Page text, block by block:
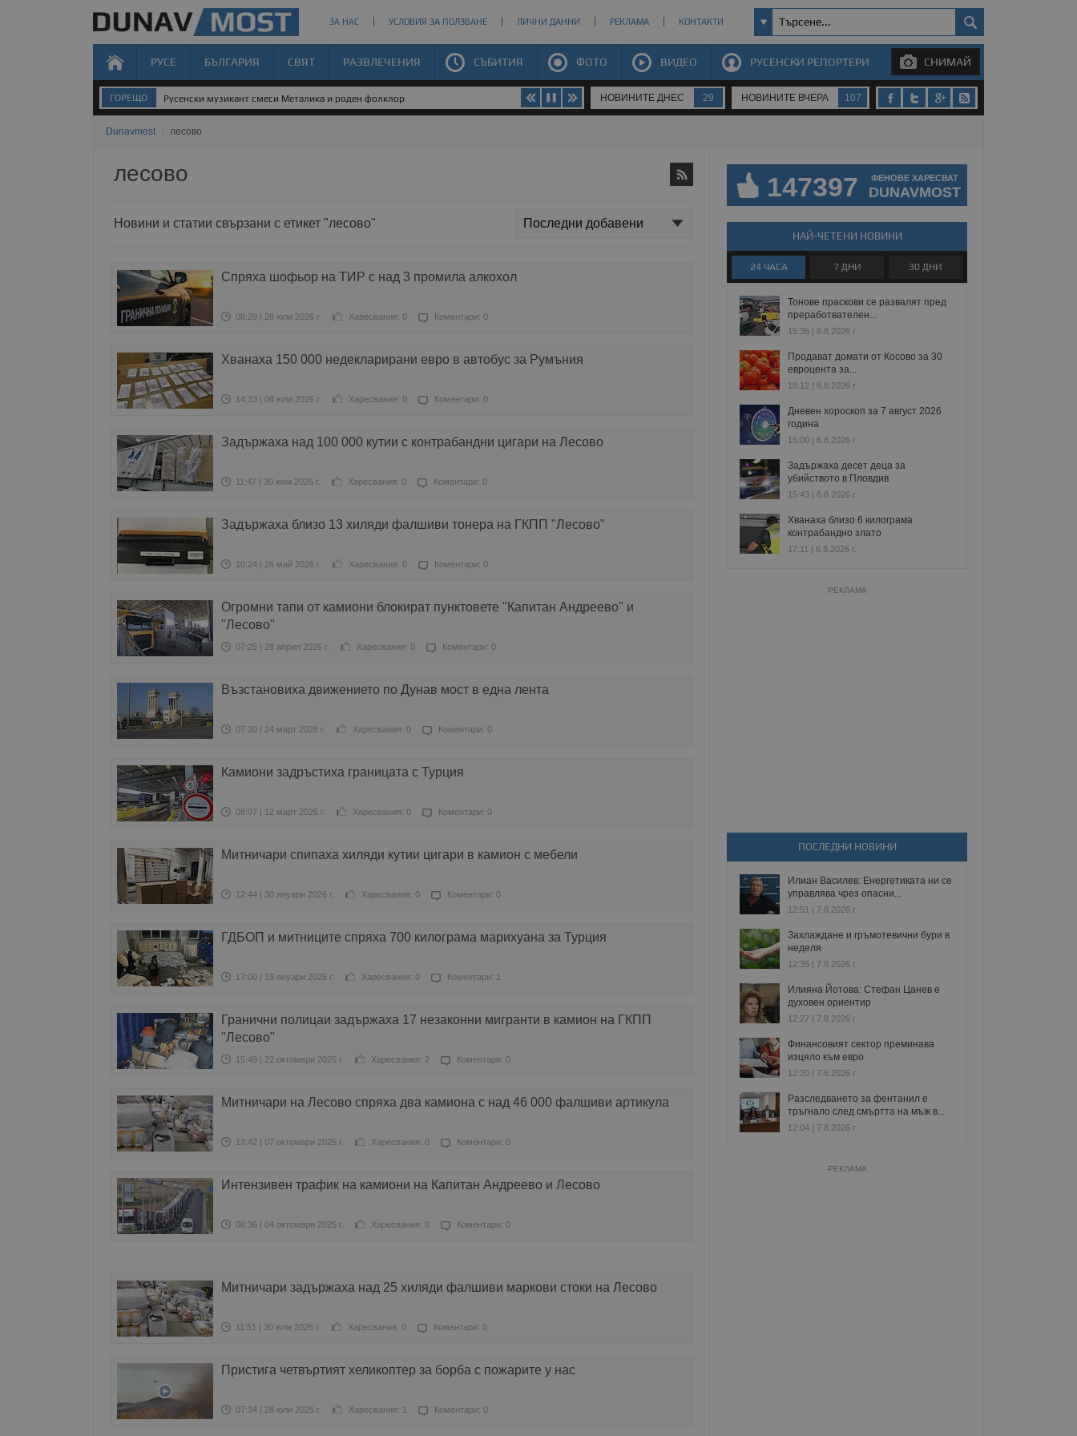
ЗА НАС УСЛОВИЯ ЗА ПОЛЗВАНЕ ЛИЧНИ ДАННИ РЕКЛАМА КОНТАКТИ
РУСЕ БЪЛГАРИЯ СВЯТ РАЗВЛЕЧЕНИЯ СЪБИТИЯ ФОТО ВИДЕО РУСЕНСКИ РЕПОРТЕРИ СНИМАЙ
ГОРЕЩО Русенски музикант смеси Металика и роден фолклор НОВИНИТЕ ДНЕС 29 НОВИНИТЕ ВЧЕРА 107
Dunavmost лесово
лесово
Новини и статии свързани с етикет "лесово"
Спряха шофьор на ТИР с над 3 промила алкохол
08:29 | 28 юли 2026 г. Харесвания: 0 Коментари: 0
Хванаха 150 000 недекларирани евро в автобус за Румъния
14:33 | 08 юли 2026 г. Харесвания: 0 Коментари: 0
Задържаха над 100 000 кутии с контрабандни цигари на Лесово
11:47 | 30 юни 2026 г. Харесвания: 0 Коментари: 0
Задържаха близо 13 хиляди фалшиви тонера на ГКПП "Лесово"
10:24 | 26 май 2026 г. Харесвания: 0 Коментари: 0
Огромни тапи от камиони блокират пунктовете "Капитан Андреево" и
"Лесово"
07:25 | 28 април 2026 г. Харесвания: 0 Коментари: 0
Възстановиха движението по Дунав мост в една лента
07:20 | 24 март 2026 г. Харесвания: 0 Коментари: 0
Камиони задръстиха границата с Турция
08:07 | 12 март 2026 г. Харесвания: 0 Коментари: 0
Митничари спипаха хиляди кутии цигари в камион с мебели
12:44 | 30 януари 2026 г. Харесвания: 0 Коментари: 0
ГДБОП и митниците спряха 700 килограма марихуана за Турция
17:00 | 19 януари 2026 г. Харесвания: 0 Коментари: 1
Гранични полицаи задържаха 17 незаконни мигранти в камион на ГКПП
"Лесово"
15:49 | 22 октомври 2025 г. Харесвания: 2 Коментари: 0
Митничари на Лесово спряха два камиона с над 46 000 фалшиви артикула
13:42 | 07 октомври 2025 г. Харесвания: 0 Коментари: 0
Интензивен трафик на камиони на Капитан Андреево и Лесово
08:36 | 04 октомври 2025 г. Харесвания: 0 Коментари: 0
Митничари задържаха над 25 хиляди фалшиви маркови стоки на Лесово
11:51 | 30 юли 2025 г. Харесвания: 0 Коментари: 0
Пристига четвъртият хеликоптер за борба с пожарите у нас
07:34 | 28 юли 2025 г. Харесвания: 1 Коментари: 0
147397 ФЕНОВЕ ХАРЕСВАТ
DUNAVMOST
НАЙ-ЧЕТЕНИ НОВИНИ
24 ЧАСА 7 ДНИ 30 ДНИ
Тонове праскови се развалят пред
преработвателен...
15:36 | 6.8.2026 г.
Продават домати от Косово за 30
евроцента за...
18:12 | 6.8.2026 г.
Дневен хороскоп за 7 август 2026
година
15:00 | 6.8.2026 г.
Задържаха десет деца за
убийството в Пловдив
15:43 | 6.8.2026 г.
Хванаха близо 6 килограма
контрабандно злато
17:11 | 6.8.2026 г.
РЕКЛАМА
ПОСЛЕДНИ НОВИНИ
Илиан Василев: Енергетиката ни се
управлява чрез опасни...
12:51 | 7.8.2026 г.
Захлаждане и гръмотевични бури в
неделя
12:35 | 7.8.2026 г.
Илияна Йотова: Стефан Цанев е
духовен ориентир
12:27 | 7.8.2026 г.
Финансовият сектор преминава
изцяло към евро
12:20 | 7.8.2026 г.
Разследването за фентанил е
тръгнало след смъртта на мъж в...
12:04 | 7.8.2026 г.
РЕКЛАМА